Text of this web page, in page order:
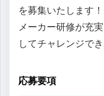
を募集いたします！
メーカー研修が充
してチャレンジでき
応募要項